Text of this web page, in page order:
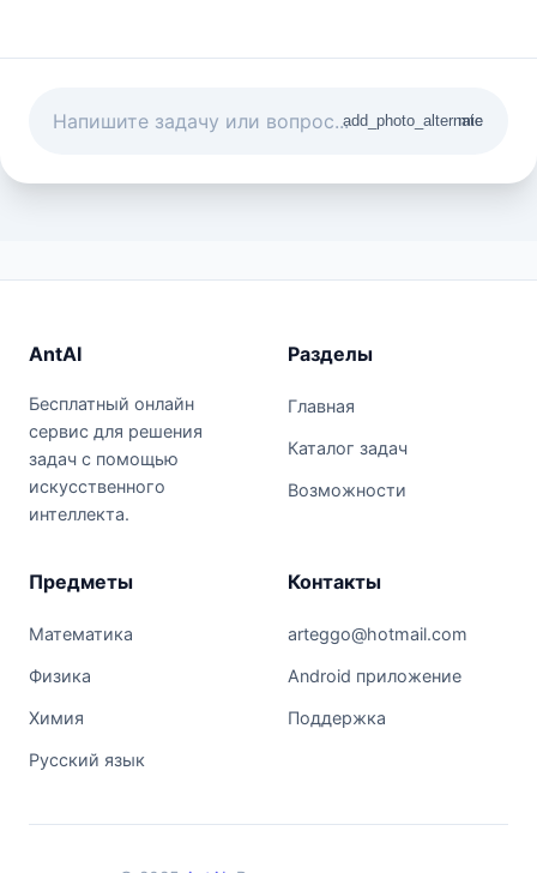
add_photo_alternate
mic
AntAI
Бесплатный онлайн
сервис для решения
задач с помощью
искусственного
интеллекта.
Разделы
Главная
Каталог задач
Возможности
Предметы
Математика
Физика
Химия
Русский язык
Контакты
arteggo@hotmail.com
Android приложение
Поддержка